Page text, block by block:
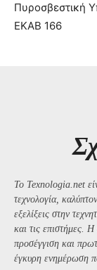
Πυροσβεστική
ΕΚΑΒ 166
Το Texnologia.net
τεχνολογία,
εξελίξεις στην
και τις επιστήμες.
προσέγγιση και
έγκυρη ενημέρωση